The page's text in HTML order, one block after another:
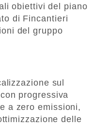
obiettivi del piano
di Fincantieri
del gruppo
sul
progressiva
a zero emissioni,
delle